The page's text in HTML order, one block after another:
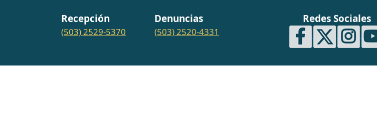
Recepción
(503) 2529-5370
Denuncias
(503) 2520-4331
Redes Sociales